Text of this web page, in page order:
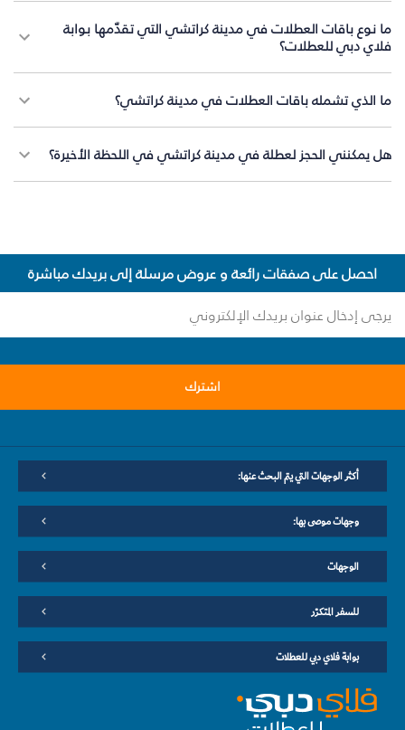
ما نوع باقات العطلات في مدينة كراتشي التي تقدّمها بوابة
فلاي دبي للعطلات؟
ما الذي تشمله باقات العطلات في مدينة كراتشي؟
هل يمكنني الحجز لعطلة في مدينة كراتشي في اللحظة الأخيرة؟
احصل على صفقات رائعة و عروض مرسلة إلى بريدك مباشرة
اشترك
أكثر الوجهات التي يتم البحث عنها:
وجهات موصى بها:
الوجهات
للسفر المتكرّر
بوابة فلاي دبي للعطلات